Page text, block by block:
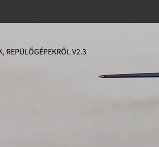
REPÜLŐGÉPEKRŐL V2.3